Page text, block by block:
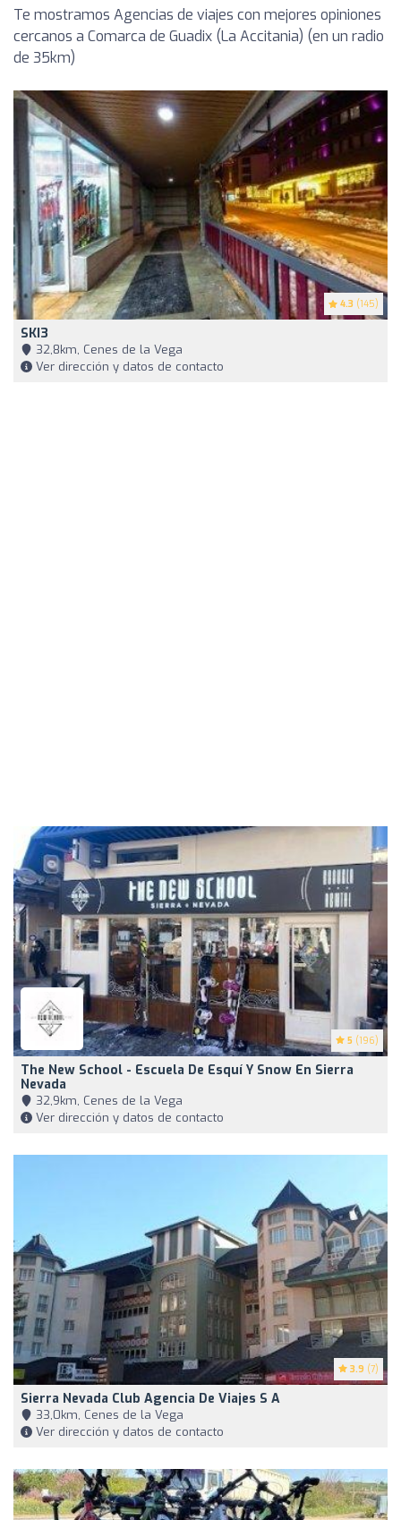
Te mostramos Agencias de viajes con mejores opiniones
cercanos a Comarca de Guadix (La Accitania) (en un radio
de 35km)
4.3 (145)
SKI3
32,8km, Cenes de la Vega
Ver dirección y datos de contacto
5 (196)
The New School - Escuela De Esquí Y Snow En Sierra
Nevada
32,9km, Cenes de la Vega
Ver dirección y datos de contacto
3.9 (7)
Sierra Nevada Club Agencia De Viajes S A
33,0km, Cenes de la Vega
Ver dirección y datos de contacto